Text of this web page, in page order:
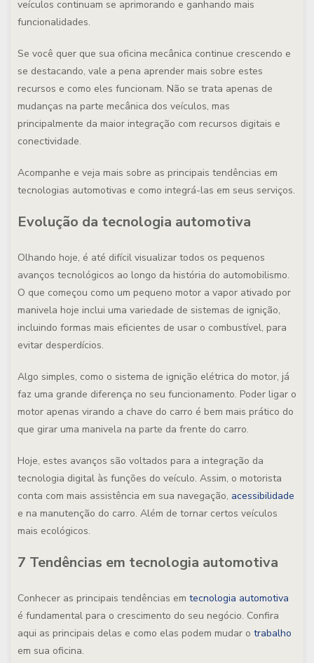
veículos continuam se aprimorando e ganhando mais
funcionalidades.
Se você quer que sua oficina mecânica continue crescendo e
se destacando, vale a pena aprender mais sobre estes
recursos e como eles funcionam. Não se trata apenas de
mudanças na parte mecânica dos veículos, mas
principalmente da maior integração com recursos digitais e
conectividade.
Acompanhe e veja mais sobre as principais tendências em
tecnologias automotivas e como integrá-las em seus serviços.
Evolução da tecnologia automotiva
Olhando hoje, é até difícil visualizar todos os pequenos
avanços tecnológicos ao longo da história do automobilismo.
O que começou como um pequeno motor a vapor ativado por
manivela hoje inclui uma variedade de sistemas de ignição,
incluindo formas mais eficientes de usar o combustível, para
evitar desperdícios.
Algo simples, como o sistema de ignição elétrica do motor, já
faz uma grande diferença no seu funcionamento. Poder ligar o
motor apenas virando a chave do carro é bem mais prático do
que girar uma manivela na parte da frente do carro.
Hoje, estes avanços são voltados para a integração da
tecnologia digital às funções do veículo. Assim, o motorista
conta com mais assistência em sua navegação, acessibilidade
e na manutenção do carro. Além de tornar certos veículos
mais ecológicos.
7 Tendências em tecnologia automotiva
Conhecer as principais tendências em tecnologia automotiva
é fundamental para o crescimento do seu negócio. Confira
aqui as principais delas e como elas podem mudar o trabalho
em sua oficina.